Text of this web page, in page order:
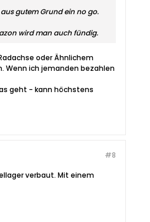
gutem Grund ein no go.
wird man auch fündig.
oder Ähnlichem
Wenn ich jemanden bezahlen
geht - kann höchstens
#8
verbaut. Mit einem